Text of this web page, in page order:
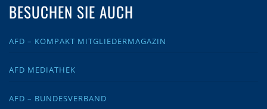
BESUCHEN SIE AUCH
AFD – KOMPAKT MITGLIEDERMAGAZIN
AFD MEDIATHEK
AFD – BUNDESVERBAND